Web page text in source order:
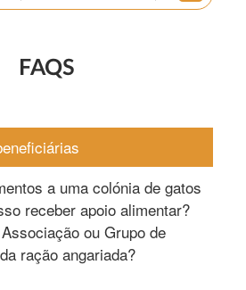
FAQS
a uma colónia de gatos
receber apoio alimentar?
ou Grupo de
ração angariada?